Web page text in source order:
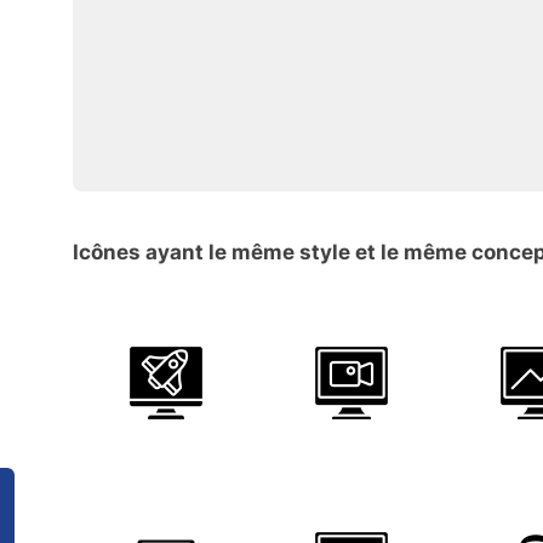
Icônes ayant le même style et le même